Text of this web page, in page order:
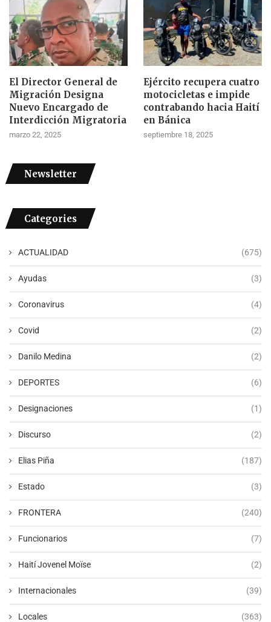
El Director General de
Migración Designa
Nuevo Encargado de
Interdicción Migratoria
marzo 22, 2025
Ejército recupera cuatro
motocicletas e impide
contrabando hacia Haití
en Bánica
septiembre 18, 2025
Newsletter
Categories
ACTUALIDAD (675)
Ayudas (3)
Coronavirus (4)
Covid (2)
Danilo Medina (2)
DEPORTES (6)
Designaciones (1)
Discurso (2)
Elias Piña (187)
Estado (3)
FRONTERA (240)
Funcionarios (7)
Haití Jovenel Moïse (2)
Internacionales (39)
Locales (363)